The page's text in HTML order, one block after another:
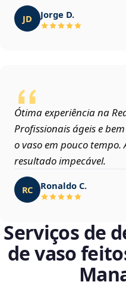
JD Jorge D.
Ótima experiência na
Profissionais ágeis e
o vaso em pouco
resultado impecável.
RC Ronaldo C.
Serviços de
de vaso